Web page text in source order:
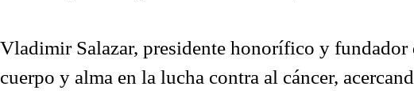
Vladimir Salazar, presidente honorífico y
cuerpo y alma en la lucha contra al cáncer,